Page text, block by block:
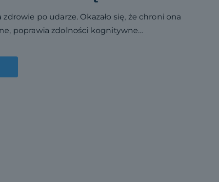
po udarze. Okazało się, że chroni ona
poprawia zdolności kognitywne...